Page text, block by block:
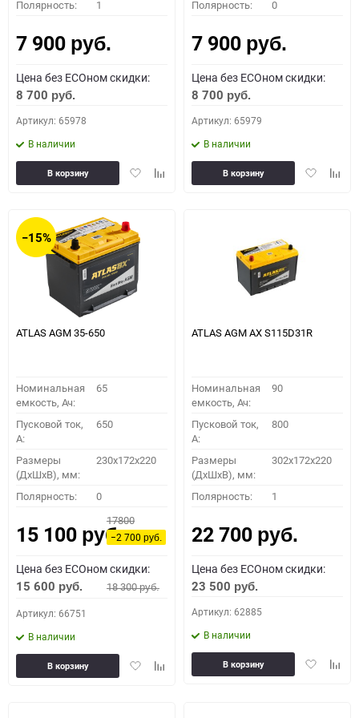
Полярность: 1
7 900 руб.
Цена без ECOном скидки:
8 700 руб.
Артикул: 65978
В наличии
ДобавитьДобавить
В корзину
Полярность: 0
7 900 руб.
Цена без ECOном скидки:
8 700 руб.
Артикул: 65979
В наличии
Добавить
В корзину
−15%
ATLAS AGM 35-650
Номинальная
емкость, Ач:
65
Пусковой ток,
A:
650
Размеры
(ДхШхВ), мм:
230x172x220
Полярность: 0
15 100 руб.
17800
−2 700руб.
Цена без ECOном скидки:
15 600 руб. 18 300руб.
Артикул: 66751
В наличии
ДобавитьДобавить
В корзину
ATLAS AGM AX S115D31R
Номинальная
емкость, Ач:
90
Пусковой ток,
A:
800
Размеры
(ДхШхВ), мм:
302x172x220
Полярность: 1
22 700 руб.
Цена без ECOном скидки:
23 500 руб.
Артикул: 62885
В наличии
Добавить
В корзину